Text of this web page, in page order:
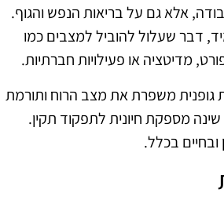
אלא גם על בריאות הנפש והגוף.
דבר שעלול להוביל למצבים כמו
מדיטציה או פעילויות חברתיות.
גופנית משפרת את מצב הרוח ותורמת
מספקת חיונית לתפקוד תקין.
ובחיים בכלל.